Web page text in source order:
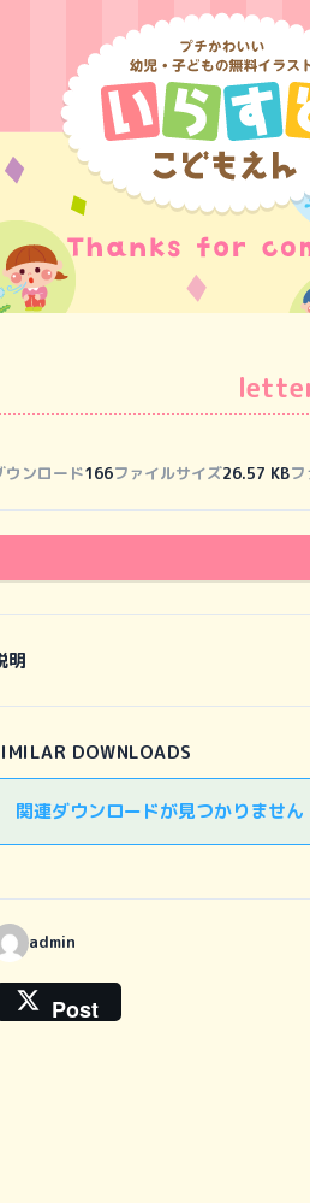
ウンロード166ファイルサイズ26.57 KB
明
DOWNLOADS
関連ダウンロードが見つかりません
admin
Post